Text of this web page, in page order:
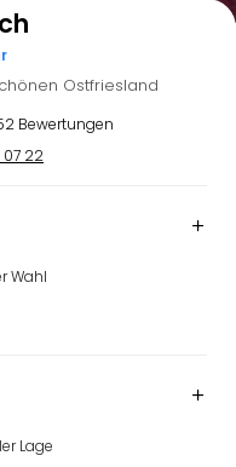
Ostfriesland
Bewertungen
07 22
Wahl
Lage